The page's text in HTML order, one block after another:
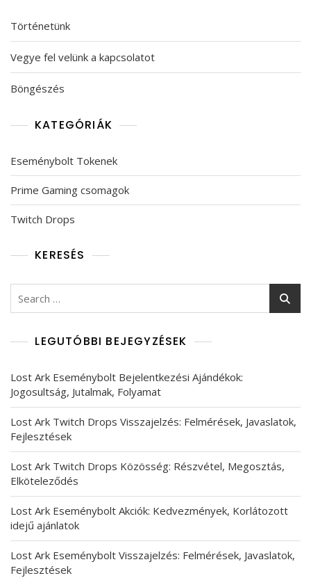
Történetünk
Vegye fel velünk a kapcsolatot
Böngészés
KATEGÓRIÁK
Eseménybolt Tokenek
Prime Gaming csomagok
Twitch Drops
KERESÉS
Search
LEGUTÓBBI BEJEGYZÉSEK
Lost Ark Eseménybolt Bejelentkezési Ajándékok:
Jogosultság, Jutalmak, Folyamat
Lost Ark Twitch Drops Visszajelzés: Felmérések, Javaslatok,
Fejlesztések
Lost Ark Twitch Drops Közösség: Részvétel, Megosztás,
Elköteleződés
Lost Ark Eseménybolt Akciók: Kedvezmények, Korlátozott
idejű ajánlatok
Lost Ark Eseménybolt Visszajelzés: Felmérések, Javaslatok,
Fejlesztések